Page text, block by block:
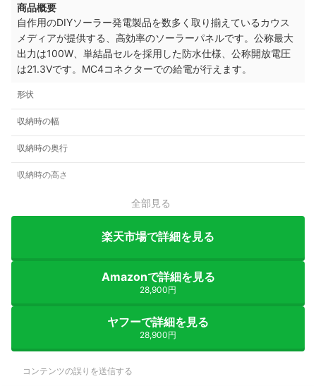
商品概要
自作用のDIYソーラー発電製品を数多く取り揃えているカウス
メディアが提供する、高効率のソーラーパネルです。公称最大
出力は100W、単結晶セルを採用した防水仕様、公称開放電圧
は21.3Vです。MC4コネクターでの給電が行えます。
形状
収納時の幅
収納時の奥行
収納時の高さ
全部見る
楽天市場で詳細を見る
Amazonで詳細を見る
28,900円
ヤフーで詳細を見る
28,900円
コンテンツの誤りを送信する